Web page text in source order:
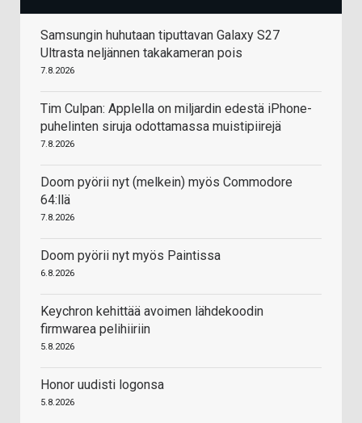
Samsungin huhutaan tiputtavan Galaxy S27
Ultrasta neljännen takakameran pois
7.8.2026
Tim Culpan: Applella on miljardin edestä iPhone-
puhelinten siruja odottamassa muistipiirejä
7.8.2026
Doom pyörii nyt (melkein) myös Commodore
64:llä
7.8.2026
Doom pyörii nyt myös Paintissa
6.8.2026
Keychron kehittää avoimen lähdekoodin
firmwarea pelihiiriin
5.8.2026
Honor uudisti logonsa
5.8.2026